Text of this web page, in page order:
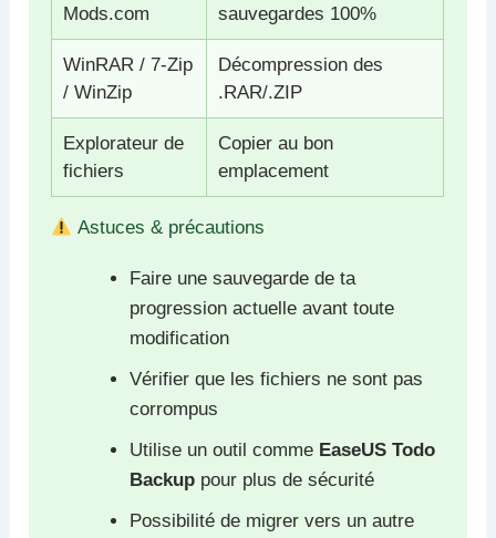
Mods.com
sauvegardes 100%
WinRAR / 7-Zip
/ WinZip
Décompression des
.RAR/.ZIP
Explorateur de
fichiers
Copier au bon
emplacement
Astuces & précautions
Faire une sauvegarde de ta
progression actuelle avant toute
modification
Vérifier que les fichiers ne sont pas
corrompus
Utilise un outil comme EaseUS Todo
Backup pour plus de sécurité
Possibilité de migrer vers un autre